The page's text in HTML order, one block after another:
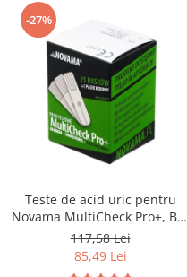
Proteine si aminoacizi
Proteine
Aminoacizi
Tablete energizante
Alte suplimente nutritive
Uniforme si saboti medicali
Saboti medicali
Resigilate
Carti
-27%
Teste de acid uric pentru
Novama MultiCheck Pro+, BK-
U1, 25 teste/ cutie
117,58 Lei
85,49 Lei